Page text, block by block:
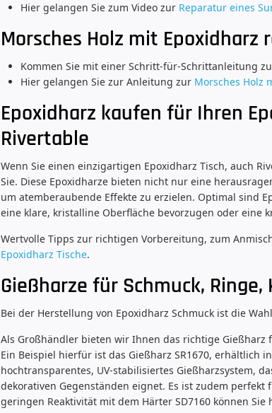
Hier gelangen Sie zum Video zur Reparatur eines
Morsches Holz mit Epoxidharz
Kommen Sie mit einer Schritt-für-Schrittanleitung
Hier gelangen Sie zur Anleitung zur Morsches Holz
Epoxidharz kaufen für Ihren
Rivertable
Wenn Sie einen einzigartigen Epoxidharz Tisch, auch
Sie. Diese Epoxidharze bieten nicht nur eine
um atemberaubende Effekte zu erzielen. Optimal sind
eine klare, kristalline Oberfläche bevorzugen oder eine
Wertvolle Tipps zur richtigen Vorbereitung, zum
Epoxidharz Tische.
Gießharze für Schmuck,
Bei der Herstellung von Epoxidharz Schmuck ist die
Als Großhändler bieten wir Ihnen das richtige Gießharz
Ein Beispiel hierfür ist das Gießharz SR1670, erhältlich
hochtransparentes, UV-stabilisiertes Gießharzsystem,
dekorativen Gegenständen eignet. Es ist zudem
geringen Reaktivität mit dem Härter SD7160 können